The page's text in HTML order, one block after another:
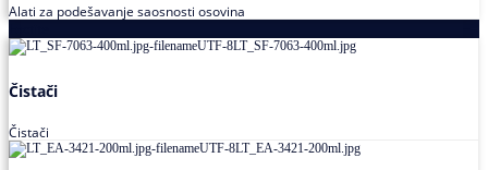
Alati za podešavanje saosnosti osovina
Čistači
Čistači